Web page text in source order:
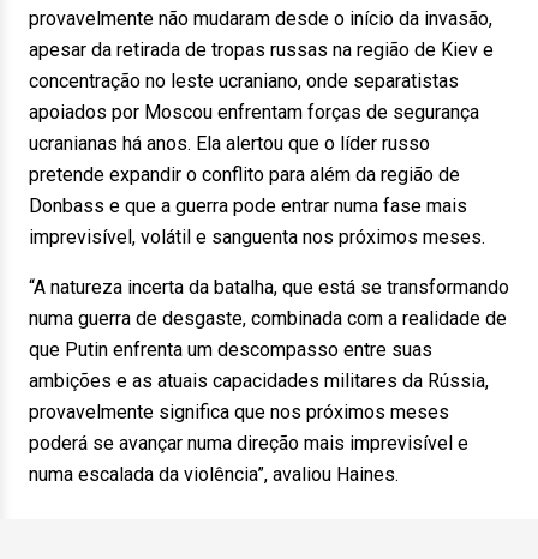
provavelmente não mudaram desde o início da invasão,
apesar da retirada de tropas russas na região de Kiev e
concentração no leste ucraniano, onde separatistas
apoiados por Moscou enfrentam forças de segurança
ucranianas há anos. Ela alertou que o líder russo
pretende expandir o conflito para além da região de
Donbass e que a guerra pode entrar numa fase mais
imprevisível, volátil e sanguenta nos próximos meses.
“A natureza incerta da batalha, que está se transformando
numa guerra de desgaste, combinada com a realidade de
que Putin enfrenta um descompasso entre suas
ambições e as atuais capacidades militares da Rússia,
provavelmente significa que nos próximos meses
poderá se avançar numa direção mais imprevisível e
numa escalada da violência”, avaliou Haines.